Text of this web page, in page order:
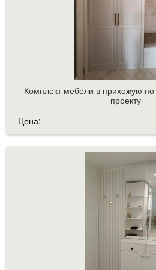
Комплект мебели в прихожую
проекту
Цена: